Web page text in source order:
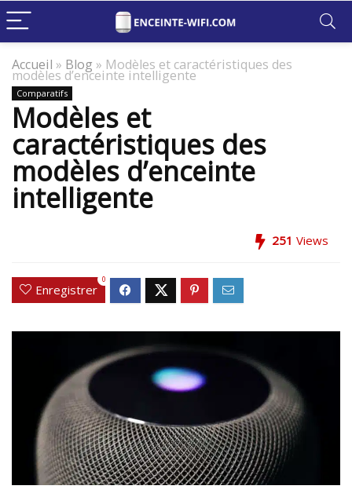
Accueil » Blog » Modèles et caractéristiques des
modèles d’enceinte intelligente
Comparatifs
Modèles et
caractéristiques des
modèles d’enceinte
intelligente
251 Views
Enregistrer
0